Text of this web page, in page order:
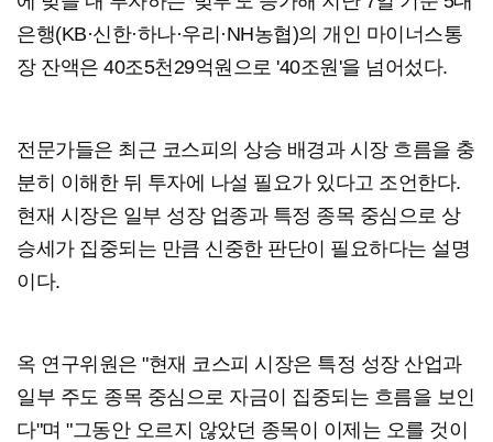
은행(KB·신한·하나·우리·NH농협)의 개인 마이너스통
장 잔액은 40조5천29억원으로 '40조원'을 넘어섰다.
전문가들은 최근 코스피의 상승 배경과 시장 흐름을 충
분히 이해한 뒤 투자에 나설 필요가 있다고 조언한다.
현재 시장은 일부 성장 업종과 특정 종목 중심으로 상
승세가 집중되는 만큼 신중한 판단이 필요하다는 설명
이다.
옥 연구위원은 "현재 코스피 시장은 특정 성장 산업과
일부 주도 종목 중심으로 자금이 집중되는 흐름을 보인
다"며 "그동안 오르지 않았던 종목이 이제는 오를 것이